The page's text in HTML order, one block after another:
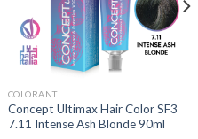
COLORANT
Concept Ultimax Hair Color SF3
7.11 Intense Ash Blonde 90ml